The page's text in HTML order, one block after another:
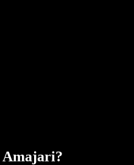
Amajari?